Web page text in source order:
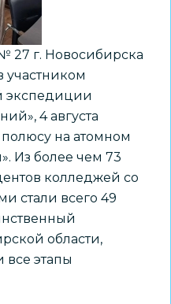
27 г. Новосибирска
участником
экспедиции
4 августа
на атомном
Из более чем 73
колледжей со
стали всего 49
области,
все этапы